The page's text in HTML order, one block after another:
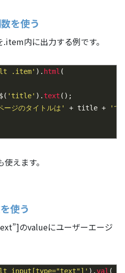
を使う
内に出力する例です。
.item' ) . html (
$( 'title' ) . text ( ) ;
ージのタイトルは' + title +
'で
えます。
使う
のvalueにユーザーエージ
input[type="text"]' ) .val (